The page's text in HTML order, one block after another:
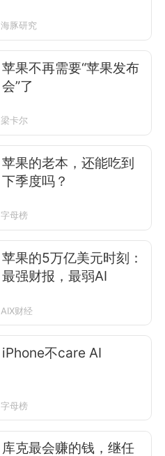
海豚研究
苹果不再需要“苹果发布
会”了
梁卡尔
苹果的老本，还能吃到
下季度吗？
字母榜
苹果的5万亿美元时刻：
最强财报，最弱AI
AIX财经
iPhone不care AI
字母榜
库克最会赚的钱，继任